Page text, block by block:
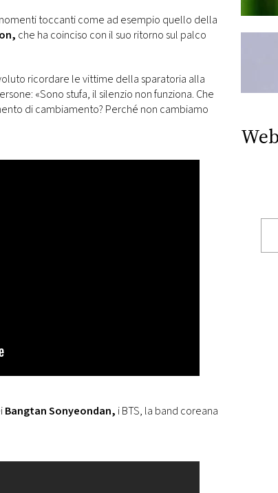
toccanti come ad esempio quello della
che ha coinciso con il suo ritorno sul palco
ricordare le vittime della sparatoria alla
«Sono stufa, il silenzio non funziona. Che
di cambiamento? Perché non cambiamo
Bangtan Sonyeondan, i BTS, la band coreana